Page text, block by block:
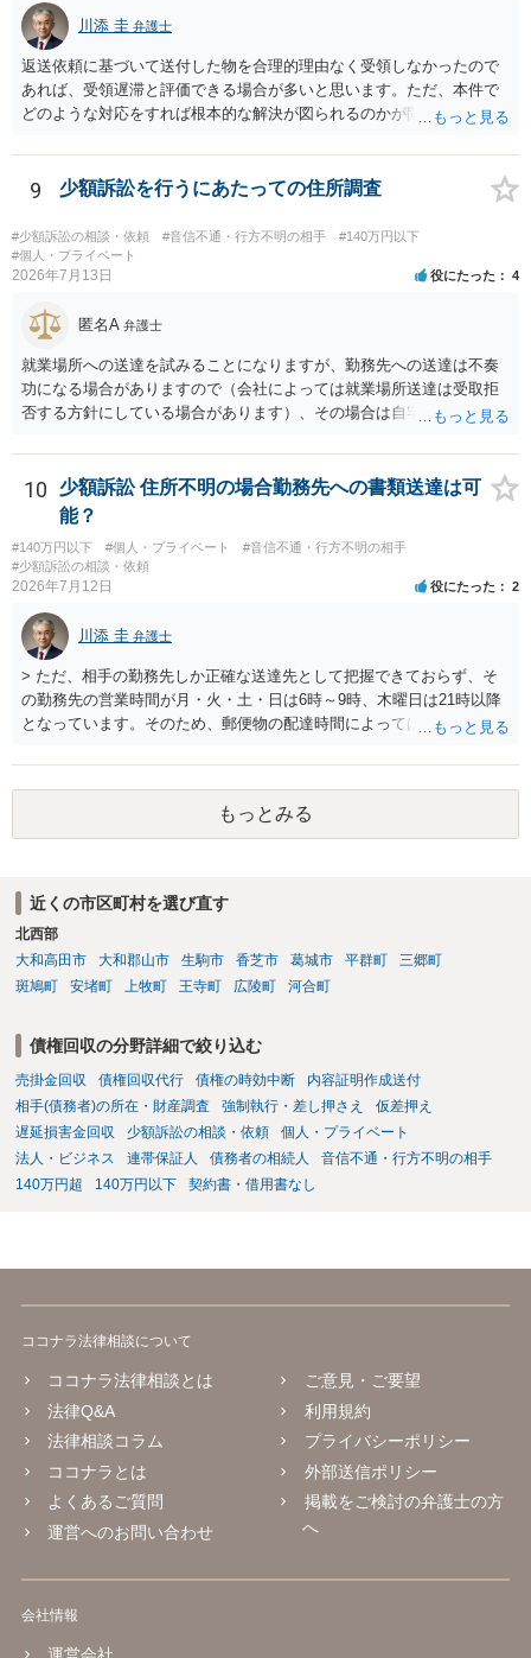
ダメージが大きく」という理由では、慰謝料請求は通常は認められま
せん。
川添 圭 弁護士
返送依頼に基づいて送付した物を合理的理由なく受領しなかったので
あれば、受領遅滞と評価できる場合が多いと思います。ただ、本件で
どのような対応をすれば根本的な解決が図られるのかが問題になるた
料します。
9 少額訴訟を行うにあたっての住所調査
#少額訴訟の相談・依頼 #音信不通・行方不明の相手
#140万円以下
#個人・プライベート
2026年7月13日 役にたった 4
匿名A 弁護士
就業場所への送達を試みることになりますが、勤務先への送達は不奏
功になる場合がありますので（会社によっては就業場所送達は受取拒
否する方針にしている場合があります）、その場合は自宅の住所調査
10
少額訴訟 住所不明の場合勤務先への書類送達は可
能？
#140万円以下 #個人・プライベート
#音信不通・行方不明の相手
#少額訴訟の相談・依頼
2026年7月12日 役にたった 2
川添 圭 弁護士
> ただ、相手の勤務先しか正確な送達先として把握できておらず、そ
の勤務先の営業時間が月・火・土・日は6時～9時、木曜日は21時以降
となっています。そのため、郵便物の配達時間によっては受け取りが
夜間の送達を上申するのが基本になりますが、感覚的には郵便局を動
かすには早すぎるので執行官送達を申し立てる必要があるかもしれま
せん。裁判所としては（あまりに特殊すぎて）就業場所送達を認めな
い可能性もありますし、執行官送達には費用もかかりますので、まず
もっとみる
近くの市区町村を選び直す
北西部
大和高田市
大和郡山市 生駒市 香芝市 葛城市 平群町
三郷町
斑鳩町
安堵町 上牧町 王寺町 広陵町 河合町
債権回収の分野詳細で絞り込む
売掛金回収 債権回収代行 債権の時効中断
内容証明作成送付
相手(債務者)の所在・財産調査
強制執行・差し押さえ
仮差押え
遅延損害金回収
少額訴訟の相談・依頼
個人・プライベート
法人・ビジネス
連帯保証人 債務者の相続人
音信不通・行方不明の相手
140万円超
140万円以下 契約書・借用書なし
ココナラ法律相談について
ココナラ法律相談とは
法律Q&A
法律相談コラム
ココナラとは
よくあるご質問
運営へのお問い合わせ
ご意見・ご要望
利用規約
プライバシーポリシー
外部送信ポリシー
掲載をご検討の弁護士の方
へ
会社情報
運営会社